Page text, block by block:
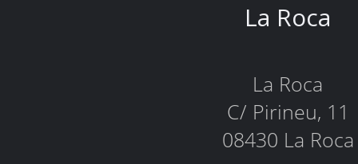
La Roca
La Roca
C/ Pirineu, 11
08430 La Roca